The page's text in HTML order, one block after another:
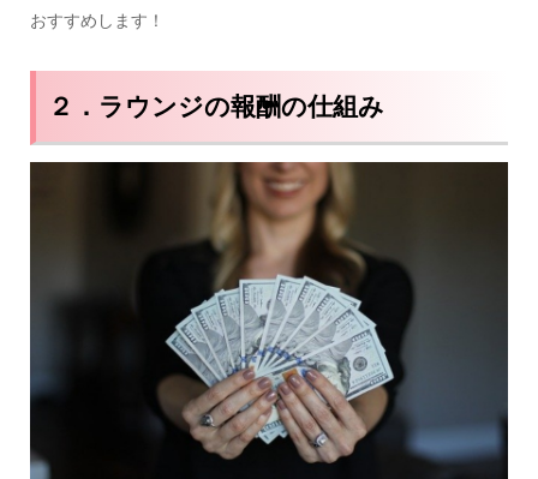
おすすめします！
２．ラウンジの報酬の仕組み